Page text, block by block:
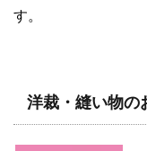
す。
洋裁・縫い物の